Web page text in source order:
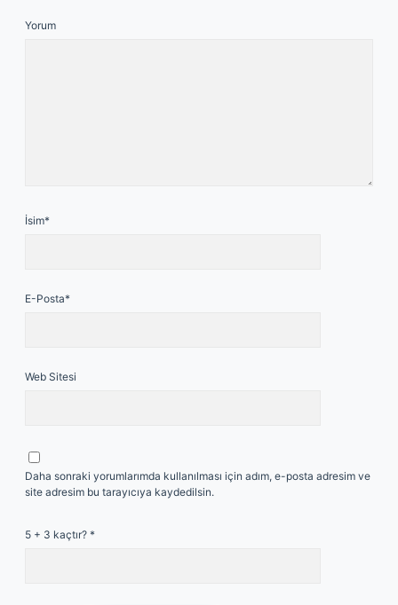
Yorum
İsim*
E-Posta*
Web Sitesi
Daha sonraki yorumlarımda kullanılması için adım, e-posta adresim ve
site adresim bu tarayıcıya kaydedilsin.
5 + 3 kaçtır? *